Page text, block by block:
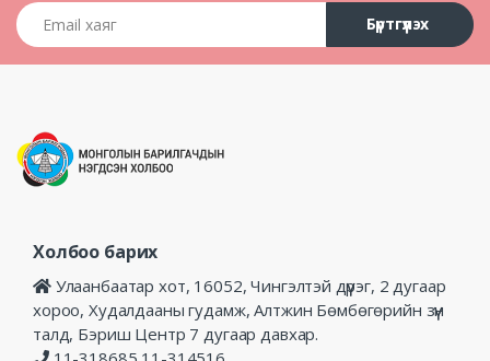
Email хаяг
Бүртгүүлэх
Холбоо барих
Улаанбаатар хот, 16052, Чингэлтэй дүүрэг, 2 дугаар
хороо, Худалдааны гудамж, Алтжин Бөмбөгөрийн зүүн
талд, Бэриш Центр 7 дугаар давхар.